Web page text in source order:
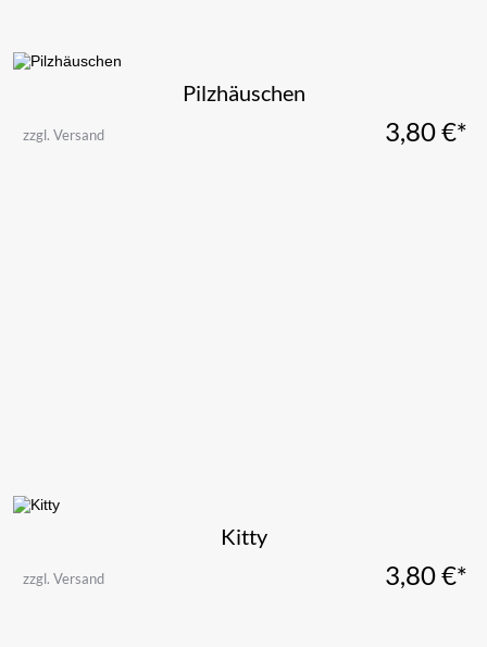
Pilzhäuschen
zzgl. Versand 3,80€*
Kitty
zzgl. Versand 3,80€*